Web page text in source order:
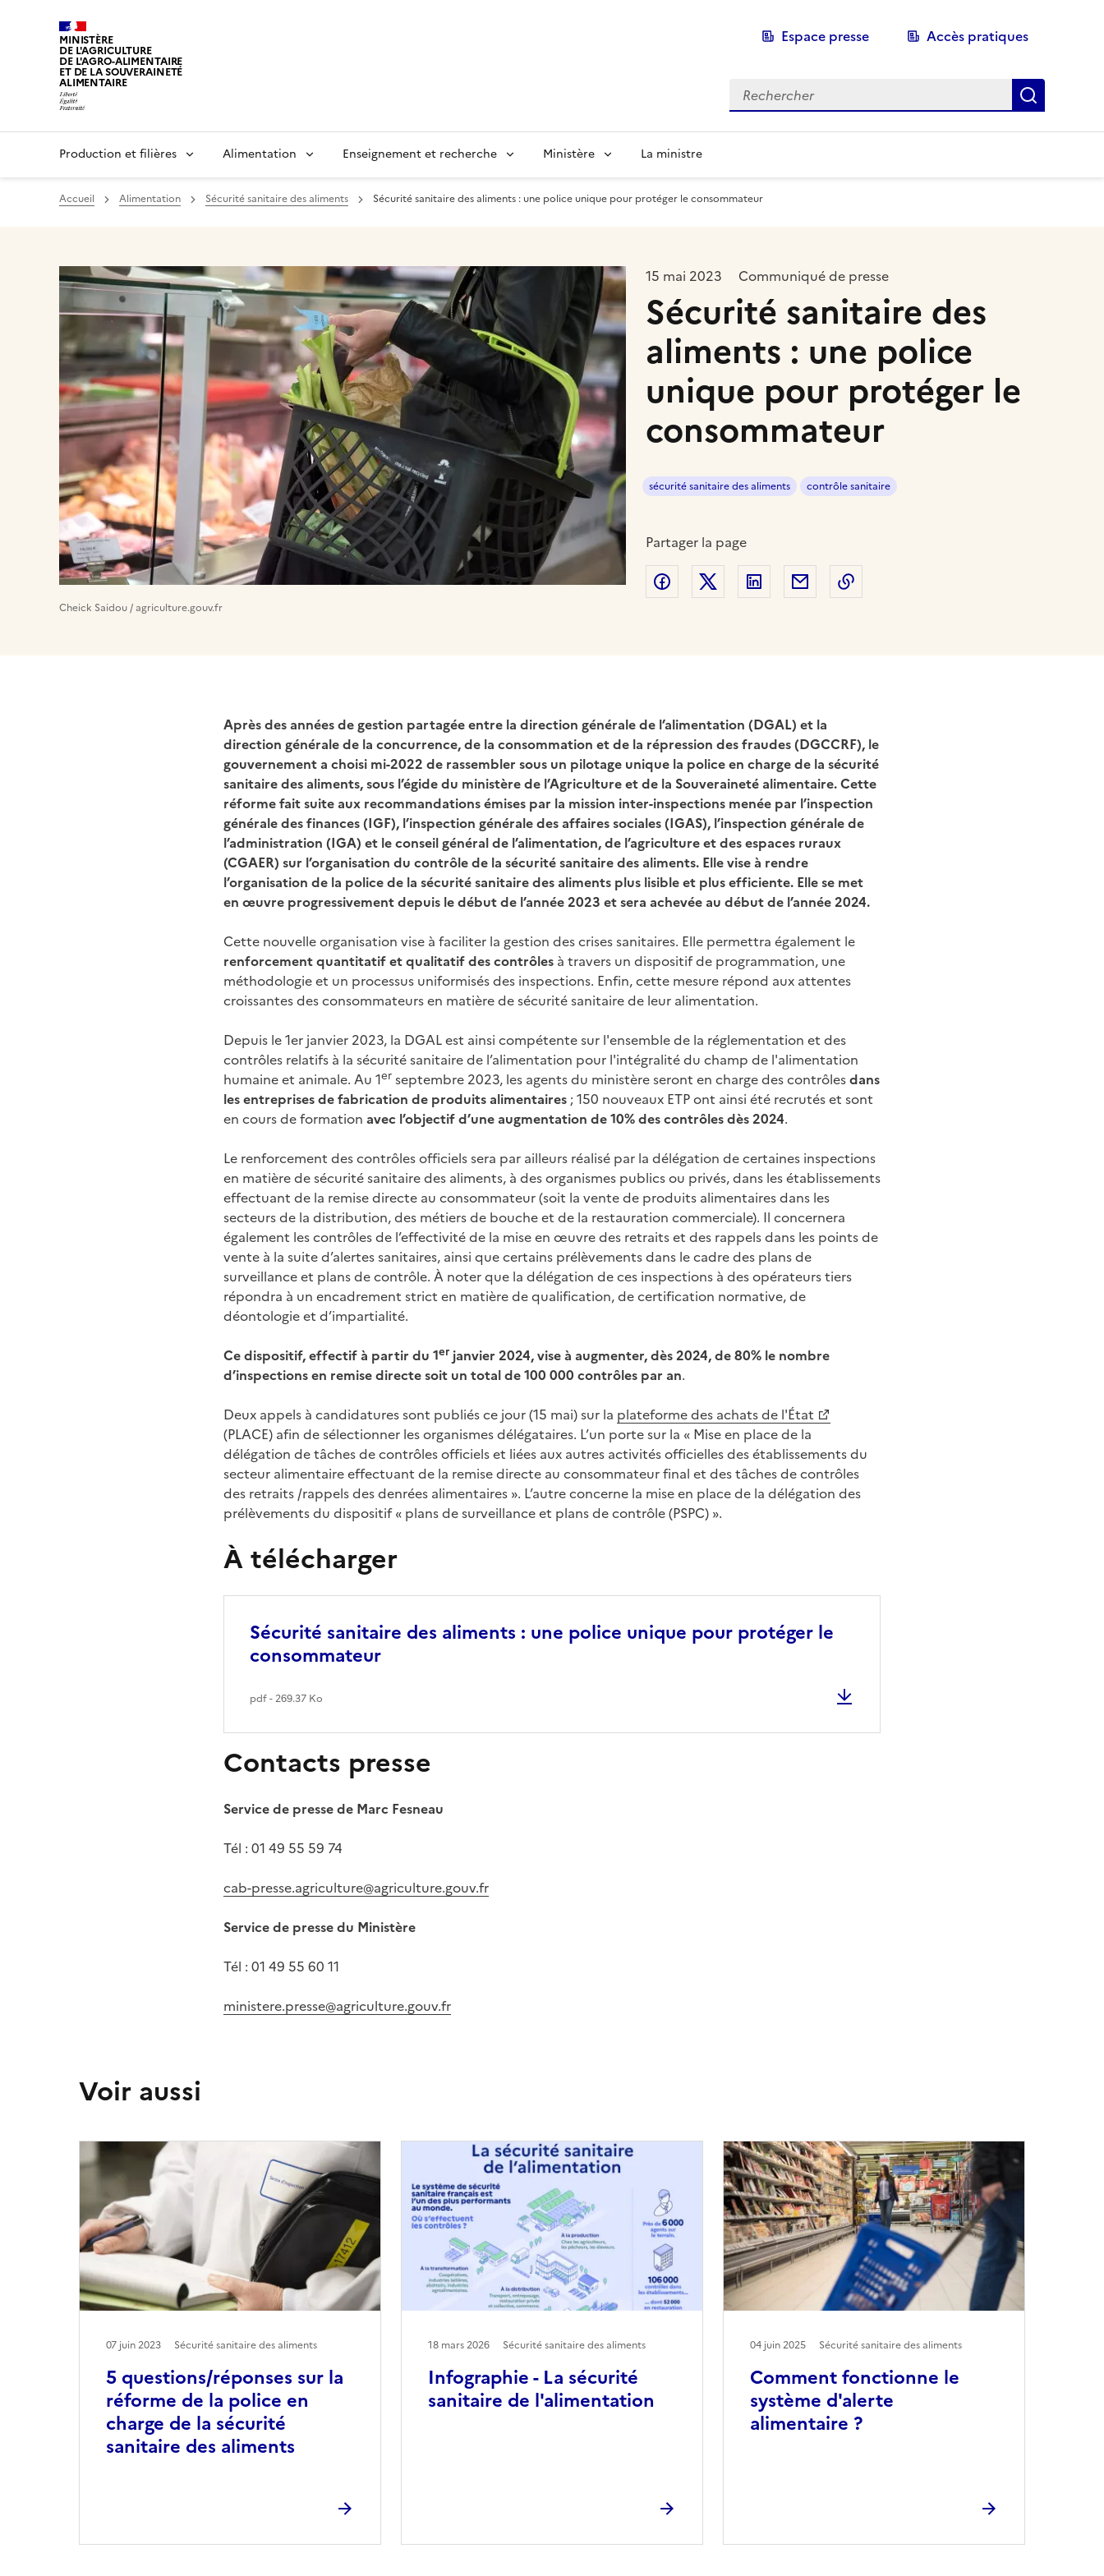
MINISTÈRE
DE L'AGRICULTURE
DE L'AGRO-ALIMENTAIRE
ET DE LA SOUVERAINETÉ
ALIMENTAIRE
Espace presse Accès pratiques
Recherche
Production et filières Alimentation Enseignement et recherche Ministère La ministre
Accueil Alimentation Sécurité sanitaire des aliments Sécurité sanitaire des aliments : une police unique pour protéger le consommateur
Cheick Saidou / agriculture.gouv.fr
15 mai 2023 Communiqué de presse
Sécurité sanitaire des
aliments : une police
unique pour protéger le
consommateur
sécurité sanitaire des aliments contrôle sanitaire
Partager la page
Partager sur Facebook
Partager sur Twitter
Partager sur LinkedIn
Partager par email
Après des années de gestion partagée entre la direction générale de l’alimentation (DGAL) et la
direction générale de la concurrence, de la consommation et de la répression des fraudes (DGCCRF), le
gouvernement a choisi mi-2022 de rassembler sous un pilotage unique la police en charge de la sécurité
sanitaire des aliments, sous l’égide du ministère de l’Agriculture et de la Souveraineté alimentaire. Cette
réforme fait suite aux recommandations émises par la mission inter-inspections menée par l’inspection
générale des finances (IGF), l’inspection générale des affaires sociales (IGAS), l’inspection générale de
l’administration (IGA) et le conseil général de l’alimentation, de l’agriculture et des espaces ruraux
(CGAER) sur l’organisation du contrôle de la sécurité sanitaire des aliments. Elle vise à rendre
l’organisation de la police de la sécurité sanitaire des aliments plus lisible et plus efficiente. Elle se met
en œuvre progressivement depuis le début de l’année 2023 et sera achevée au début de l’année 2024.
Cette nouvelle organisation vise à faciliter la gestion des crises sanitaires. Elle permettra également le
renforcement quantitatif et qualitatif des contrôles à travers un dispositif de programmation, une
méthodologie et un processus uniformisés des inspections. Enfin, cette mesure répond aux attentes
croissantes des consommateurs en matière de sécurité sanitaire de leur alimentation.
Depuis le 1er janvier 2023, la DGAL est ainsi compétente sur l'ensemble de la réglementation et des
contrôles relatifs à la sécurité sanitaire de l’alimentation pour l'intégralité du champ de l'alimentation
humaine et animale. Au 1er septembre 2023, les agents du ministère seront en charge des contrôlesdans
les entreprises de fabrication de produits alimentaires ; 150 nouveaux ETP ont ainsi été recrutés et sont
en cours de formation avec l’objectif d’une augmentation de 10% des contrôles dès 2024.
Le renforcement des contrôles officiels sera par ailleurs réalisé par la délégation de certaines inspections
en matière de sécurité sanitaire des aliments, à des organismes publics ou privés, dans les établissements
effectuant de la remise directe au consommateur (soit la vente de produits alimentaires dans les
secteurs de la distribution, des métiers de bouche et de la restauration commerciale). Il concernera
également les contrôles de l’effectivité de la mise en œuvre des retraits et des rappels dans les points de
vente à la suite d’alertes sanitaires, ainsi que certains prélèvements dans le cadre des plans de
surveillance et plans de contrôle. À noter que la délégation de ces inspections à des opérateurs tiers
répondra à un encadrement strict en matière de qualification, de certification normative, de
déontologie et d’impartialité.
Ce dispositif, effectif à partir du 1er janvier 2024, vise à augmenter, dès 2024, de 80% le nombre
d’inspections en remise directe soit un total de 100 000 contrôles par an.
Deux appels à candidatures sont publiés ce jour (15 mai) sur la plateforme des achats de l'État
(PLACE) afin de sélectionner les organismes délégataires. L’un porte sur la « Mise en place de la
délégation de tâches de contrôles officiels et liées aux autres activités officielles des établissements du
secteur alimentaire effectuant de la remise directe au consommateur final et des tâches de contrôles
des retraits /rappels des denrées alimentaires ». L’autre concerne la mise en place de la délégation des
prélèvements du dispositif « plans de surveillance et plans de contrôle (PSPC) ».
À télécharger
Sécurité sanitaire des aliments : une police unique pour protéger le
consommateur
pdf - 269.37 Ko
Contacts presse
Service de presse de Marc Fesneau
Tél : 01 49 55 59 74
cab-presse.agriculture@agriculture.gouv.fr
Service de presse du Ministère
Tél : 01 49 55 60 11
ministere.presse@agriculture.gouv.fr
Voir aussi
5 questions/réponses sur la
réforme de la police en
charge de la sécurité
sanitaire des aliments
07 juin 2023 Sécurité sanitaire des aliments
Infographie - La sécurité
sanitaire de l'alimentation
18 mars 2026 Sécurité sanitaire des aliments
Comment fonctionne le
système d'alerte
alimentaire ?
04 juin 2025 Sécurité sanitaire des aliments